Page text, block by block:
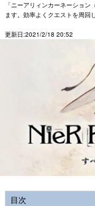
「ニーアリィンカーネーショ
ます。効率よくクエストを周回
更新日:2021/2/18 20:52
目次